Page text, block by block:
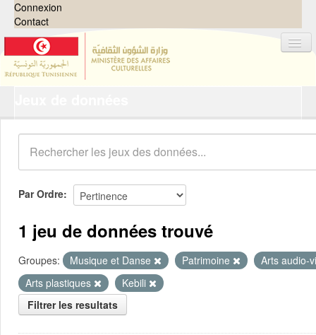
Connexion
Contact
Organisations
Groupes
Demandes 0
À propos
Par Ordre
1 jeu de données trouvé
Groupes: Musique et Danse Patrimoine
Arts audio-
Arts plastiques
Kebili
Filtrer les resultats